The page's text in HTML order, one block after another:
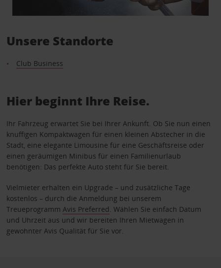
Unsere Standorte
Club Business
Hier beginnt Ihre Reise.
Ihr Fahrzeug erwartet Sie bei Ihrer Ankunft. Ob Sie nun einen
knuffigen Kompaktwagen für einen kleinen Abstecher in die
Stadt, eine elegante Limousine für eine Geschäftsreise oder
einen geräumigen Minibus für einen Familienurlaub
benötigen: Das perfekte Auto steht für Sie bereit.
Vielmieter erhalten ein Upgrade – und zusätzliche Tage
kostenlos – durch die Anmeldung bei unserem
Treueprogramm Avis Preferred . Wählen Sie einfach Datum
und Uhrzeit aus und wir bereiten Ihren Mietwagen in
gewohnter Avis Qualität für Sie vor.